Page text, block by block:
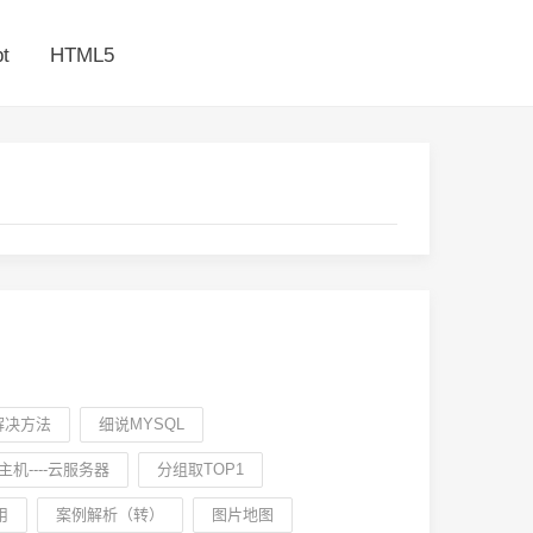
HTML5
决方法 细说MYSQL
机----云服务器 分组取TOP1
案例解析（转） 图片地图